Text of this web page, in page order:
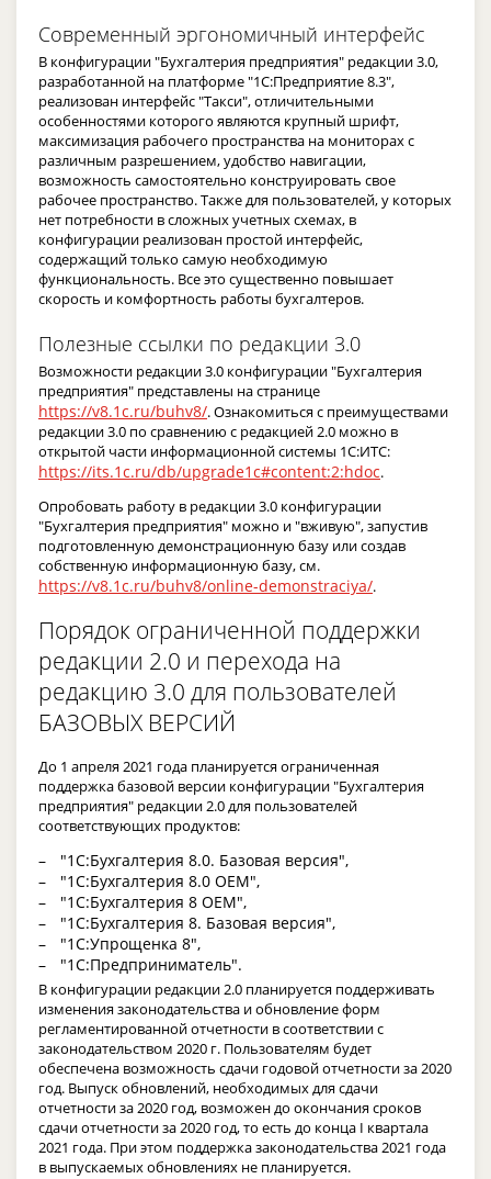
Современный эргономичный интерфейс
В конфигурации "Бухгалтерия предприятия" редакции 3.0,
разработанной на платформе "1С:Предприятие 8.3",
реализован интерфейс "Такси", отличительными
особенностями которого являются крупный шрифт,
максимизация рабочего пространства на мониторах с
различным разрешением, удобство навигации,
возможность самостоятельно конструировать свое
рабочее пространство. Также для пользователей, у которых
нет потребности в сложных учетных схемах, в
конфигурации реализован простой интерфейс,
содержащий только самую необходимую
функциональность. Все это существенно повышает
скорость и комфортность работы бухгалтеров.
Полезные ссылки по редакции 3.0
Возможности редакции 3.0 конфигурации "Бухгалтерия
предприятия" представлены на странице
https://v8.1c.ru/buhv8/. Ознакомиться с преимуществами
редакции 3.0 по сравнению с редакцией 2.0 можно в
открытой части информационной системы 1С:ИТС:
https://its.1c.ru/db/upgrade1c#content:2:hdoc.
Опробовать работу в редакции 3.0 конфигурации
"Бухгалтерия предприятия" можно и "вживую", запустив
подготовленную демонстрационную базу или создав
собственную информационную базу, см.
https://v8.1c.ru/buhv8/online-demonstraciya/.
Порядок ограниченной поддержки
редакции 2.0 и перехода на
редакцию 3.0 для пользователей
БАЗОВЫХ ВЕРСИЙ
До 1 апреля 2021 года планируется ограниченная
поддержка базовой версии конфигурации "Бухгалтерия
предприятия" редакции 2.0 для пользователей
соответствующих продуктов:
"1С:Бухгалтерия 8.0. Базовая версия",
"1С:Бухгалтерия 8.0 OEM",
"1С:Бухгалтерия 8 OEM",
"1С:Бухгалтерия 8. Базовая версия",
"1С:Упрощенка 8",
"1С:Предприниматель".
В конфигурации редакции 2.0 планируется поддерживать
изменения законодательства и обновление форм
регламентированной отчетности в соответствии с
законодательством 2020 г. Пользователям будет
обеспечена возможность сдачи годовой отчетности за 2020
год. Выпуск обновлений, необходимых для сдачи
отчетности за 2020 год, возможен до окончания сроков
сдачи отчетности за 2020 год, то есть до конца I квартала
2021 года. При этом поддержка законодательства 2021 года
в выпускаемых обновлениях не планируется.